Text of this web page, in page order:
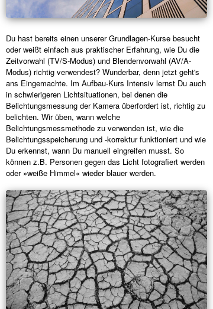
Du hast bereits einen unserer Grundlagen-Kurse besucht
oder weißt einfach aus praktischer Erfahrung, wie Du die
Zeitvorwahl (TV/S-Modus) und Blendenvorwahl (AV/A-
Modus) richtig verwendest? Wunderbar, denn jetzt geht's
ans Eingemachte. Im Aufbau-Kurs Intensiv lernst Du auch
in schwierigeren Lichtsituationen, bei denen die
Belichtungsmessung der Kamera überfordert ist, richtig zu
belichten. Wir üben, wann welche
Belichtungsmessmethode zu verwenden ist, wie die
Belichtungsspeicherung und -korrektur funktioniert und wie
Du erkennst, wann Du manuell eingreifen musst. So
können z.B. Personen gegen das Licht fotografiert werden
oder »weiße Himmel« wieder blauer werden.